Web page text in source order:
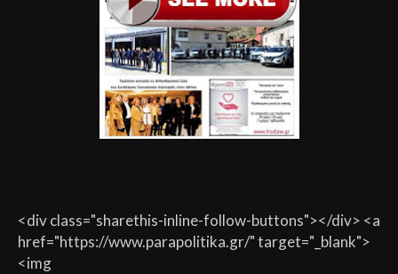
<div class="sharethis-inline-follow-buttons"></div> <a
href="https://www.parapolitika.gr/" target="_blank">
<img